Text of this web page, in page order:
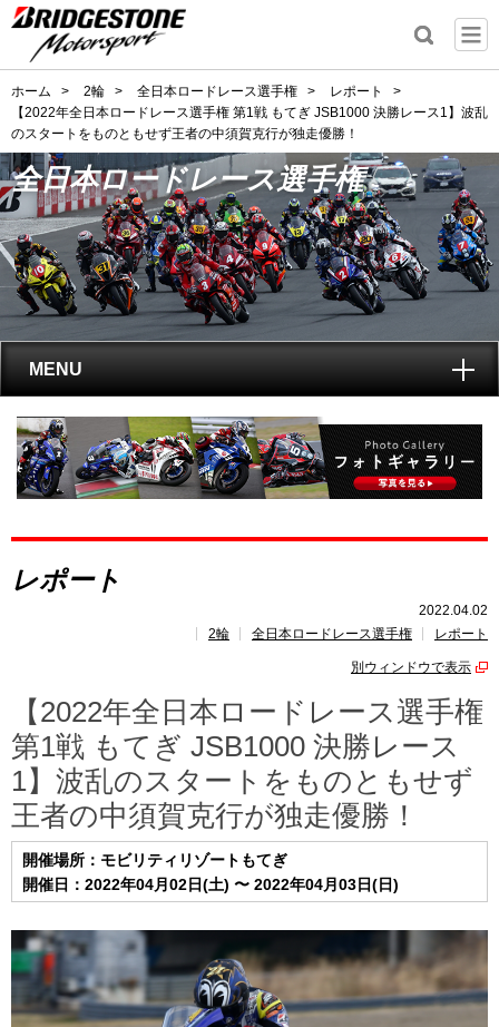
ホーム > 2輪 > 全日本ロードレース選手権 > レポート
>
【2022年全日本ロードレース選手権 第1戦 もてぎ JSB1000 決勝レース1】波乱
のスタートをものともせず王者の中須賀克行が独走優勝！
全日本ロードレース選手権
MENU
トップ
全日本ロードレース選手権とは?
レポート
速報
ポイントランキング
レポート
2022.04.02
2輪
全日本ロードレース選手権 レポート
別ウィンドウで表示
【2022年全日本ロードレース選手権
第1戦 もてぎ JSB1000 決勝レース
1】波乱のスタートをものともせず
王者の中須賀克行が独走優勝！
開催場所：モビリティリゾートもてぎ
開催日：2022年04月02日(土) 〜 2022年04月03日(日)